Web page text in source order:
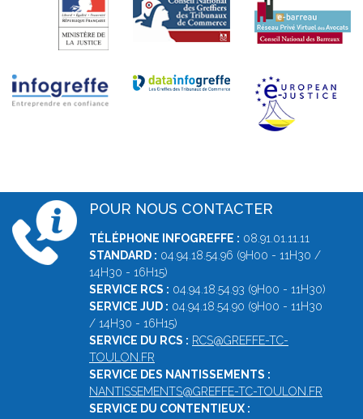
POUR NOUS CONTACTER
TÉLÉPHONE INFOGREFFE : 08.91.01.11.11
STANDARD : 04.94.18.54.96 (9H00 - 11H30 /
14H30 - 16H15)
SERVICE RCS : 04.94.18.54.93 (9H00 - 11H30)
SERVICE JUD : 04.94.18.54.90 (9H00 - 11H30
/ 14H30 - 16H15)
SERVICE DU RCS : RCS@GREFFE-TC-
TOULON.FR
SERVICE DES NANTISSEMENTS :
NANTISSEMENTS@GREFFE-TC-TOULON.FR
SERVICE DU CONTENTIEUX :